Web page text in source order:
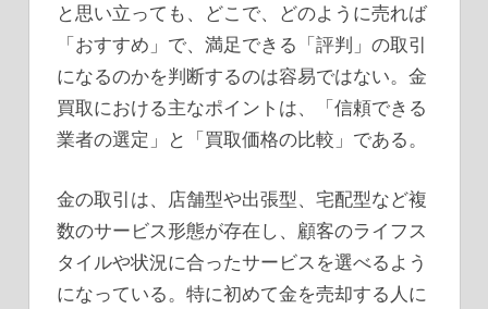
と思い立っても、どこで、どのように売れば
「おすすめ」で、満足できる「評判」の取引
になるのかを判断するのは容易ではない。金
買取における主なポイントは、「信頼できる
業者の選定」と「買取価格の比較」である。
金の取引は、店舗型や出張型、宅配型など複
数のサービス形態が存在し、顧客のライフス
タイルや状況に合ったサービスを選べるよう
になっている。特に初めて金を売却する人に